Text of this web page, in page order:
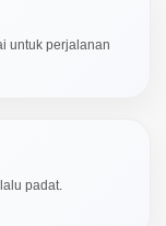
untuk perjalanan
padat.